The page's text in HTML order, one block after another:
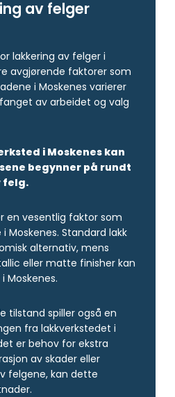
av felger
lakkering av felger i
avgjørende faktorer som
i Moskenes varierer
av arbeidet og valg
i Moskenes kan
begynner på rundt
felg.
en vesentlig faktor som
Moskenes. Standard lakk
alternativ, mens
eller matte finisher kan
Moskenes.
tilstand spiller også en
fra lakkverkstedet i
er behov for ekstra
av skader eller
felgene, kan dette